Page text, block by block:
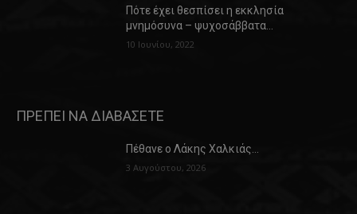
Πότε έχει θεσπίσει η εκκλησία
μνημόσυνα – ψυχοσάββατα…
10 Ιουνίου, 2022
ΠΡΕΠΕΙ ΝΑ ΔΙΑΒΑΣΕΤΕ
Πέθανε ο Λάκης Χαλκιάς…
3 Αυγούστου, 2026